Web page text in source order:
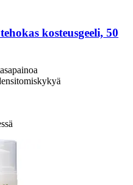
kosteusgeeli, 50